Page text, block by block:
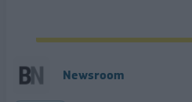
Newsroom